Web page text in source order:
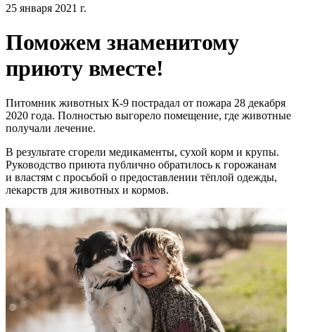
25 января 2021 г.
Поможем знаменитому
приюту вместе!
Питомник животных К-9 пострадал от пожара 28 декабря
2020 года. Полностью выгорело помещение, где животные
получали лечение.
В результате сгорели медикаменты, сухой корм и крупы.
Руководство приюта публично обратилось к горожанам
и властям с просьбой о предоставлении тёплой одежды,
лекарств для животных и кормов.